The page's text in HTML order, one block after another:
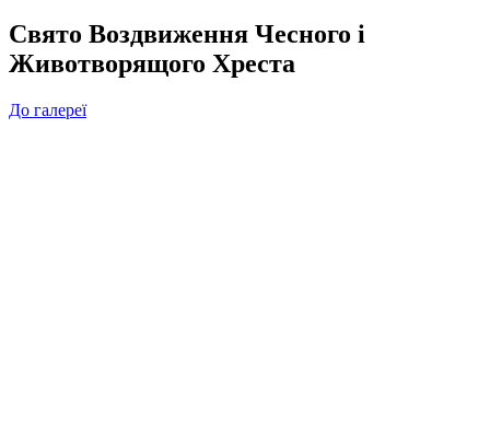
Свято Воздвиження Чесного і
Животворящого Хреста
До галереї